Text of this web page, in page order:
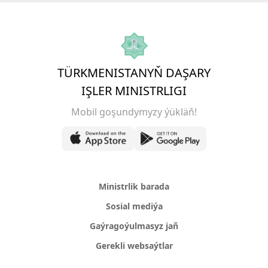
TÜRKMENISTANYŇ DAŞARY
IŞLER MINISTRLIGI
Mobil goşundymyzy ýükläň!
Ministrlik barada
Sosial mediýa
Gaýragoýulmasyz jaň
Gerekli websaýtlar